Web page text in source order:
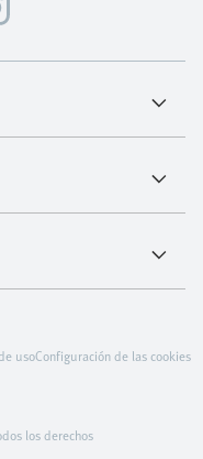
los derechos
usoConfiguración de las cookies